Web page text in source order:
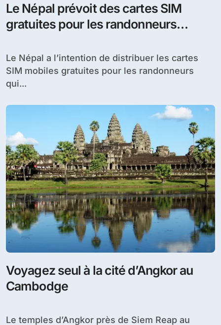
Le Népal prévoit des cartes SIM
gratuites pour les randonneurs
Le Népal a l’intention de distribuer les cartes
SIM mobiles gratuites pour les randonneurs
qui...
Voyagez seul à la cité d’Angkor au
Cambodge
Le temples d’Angkor près de Siem Reap au